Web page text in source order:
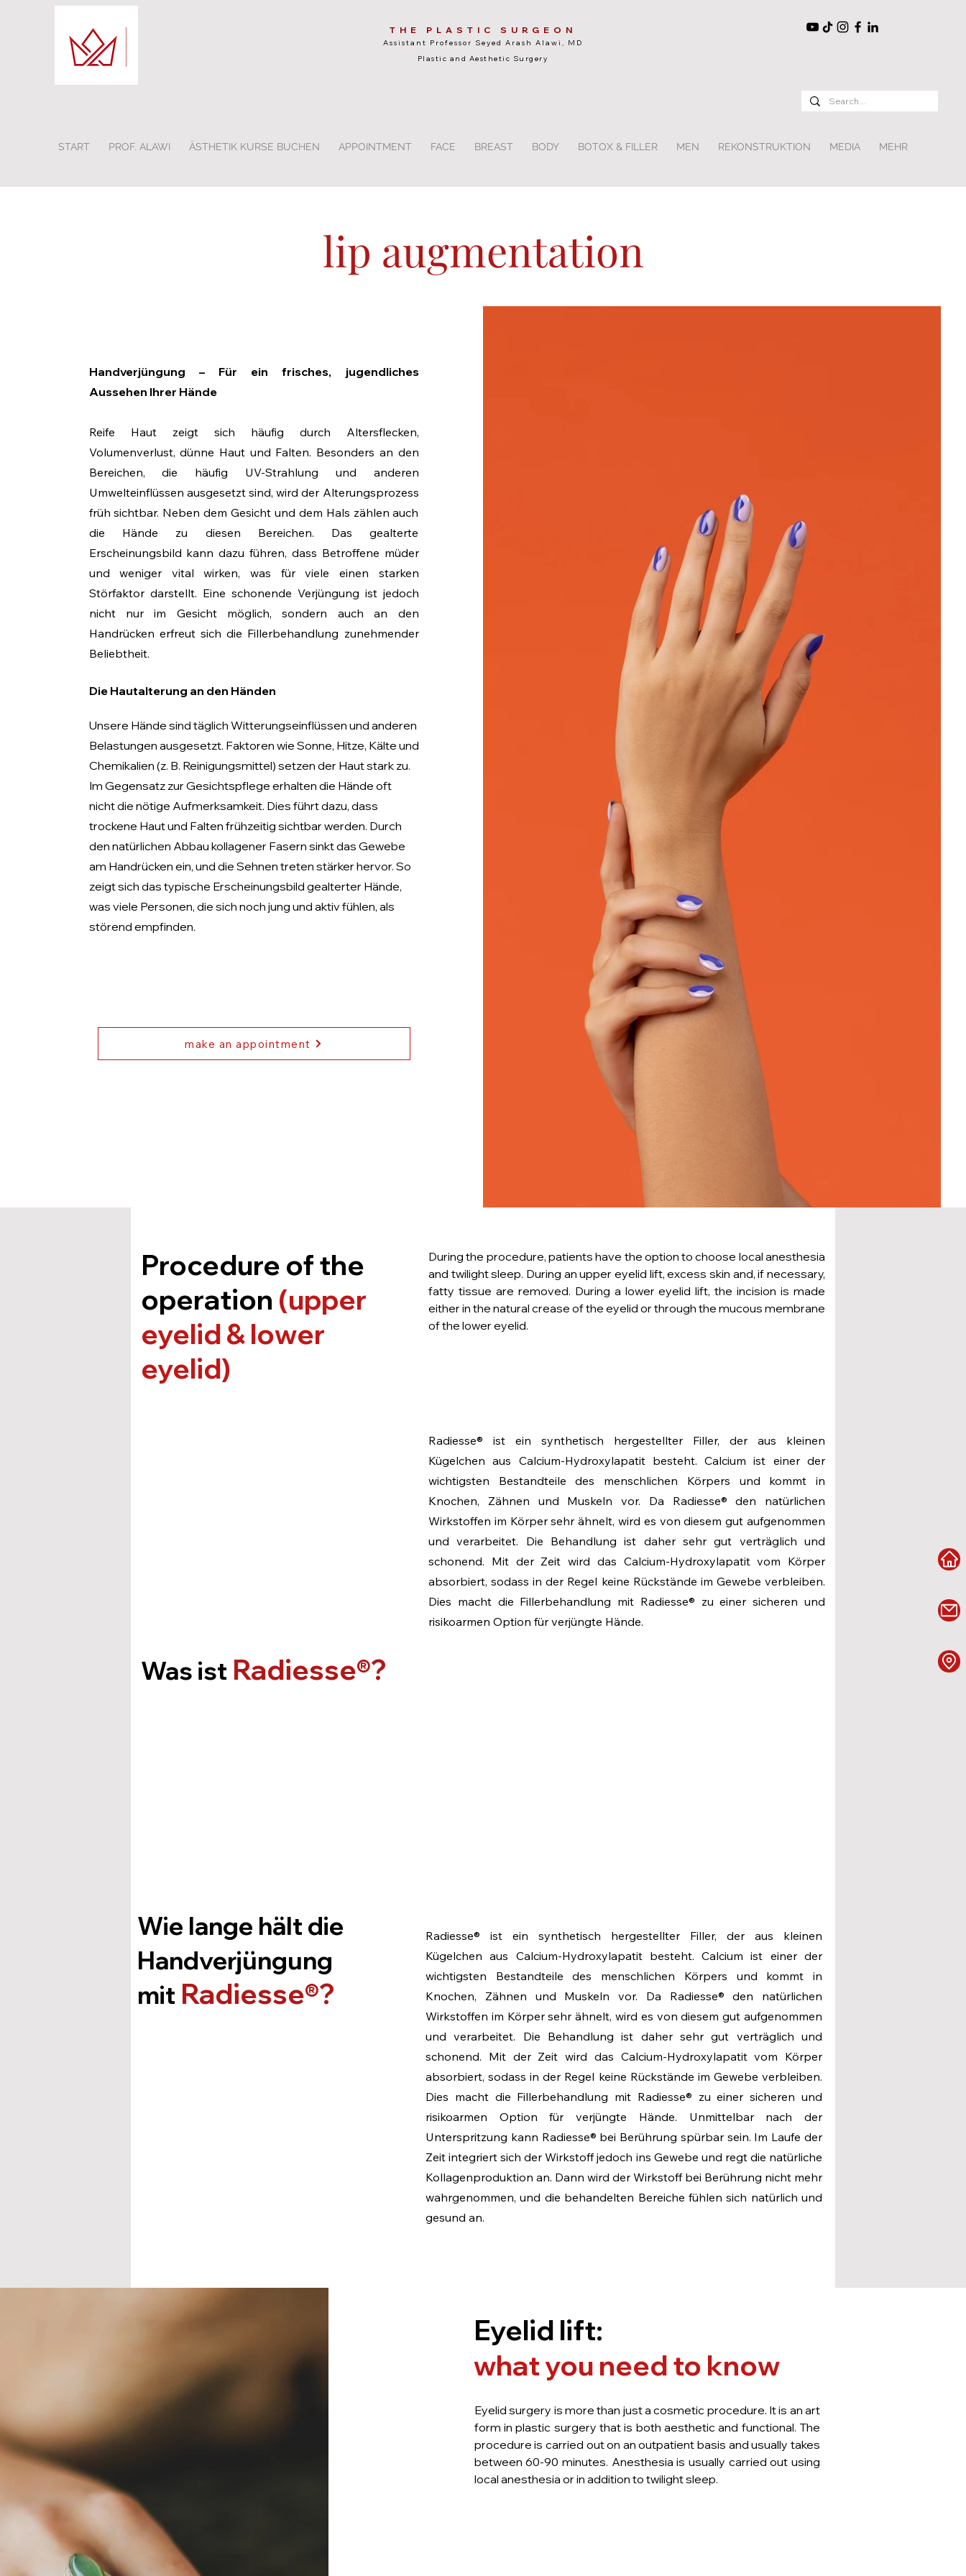
THE PLASTIC SURGEON
Assistant Professor Seyed Arash Alawi, MD
Plastic and Aesthetic Surgery
START PROF. ALAWI ÄSTHETIK KURSE BUCHEN APPOINTMENT FACE BREAST BODY BOTOX & FILLER MEN REKONSTRUKTION MEDIA MEHR
lip augmentation
Handverjüngung – Für ein frisches, jugendliches
Aussehen Ihrer Hände
Reife Haut zeigt sich häufig durch Altersflecken,
Volumenverlust, dünne Haut und Falten. Besonders an den
Bereichen, die häufig UV-Strahlung und anderen
Umwelteinflüssen ausgesetzt sind, wird der Alterungsprozess
früh sichtbar. Neben dem Gesicht und dem Hals zählen auch
die Hände zu diesen Bereichen. Das gealterte
Erscheinungsbild kann dazu führen, dass Betroffene müder
und weniger vital wirken, was für viele einen starken
Störfaktor darstellt. Eine schonende Verjüngung ist jedoch
nicht nur im Gesicht möglich, sondern auch an den
Handrücken erfreut sich die Fillerbehandlung zunehmender
Beliebtheit.
Die Hautalterung an den Händen
Unsere Hände sind täglich Witterungseinflüssen und anderen
Belastungen ausgesetzt. Faktoren wie Sonne, Hitze, Kälte und
Chemikalien (z. B. Reinigungsmittel) setzen der Haut stark zu.
Im Gegensatz zur Gesichtspflege erhalten die Hände oft
nicht die nötige Aufmerksamkeit. Dies führt dazu, dass
trockene Haut und Falten frühzeitig sichtbar werden. Durch
den natürlichen Abbau kollagener Fasern sinkt das Gewebe
am Handrücken ein, und die Sehnen treten stärker hervor. So
zeigt sich das typische Erscheinungsbild gealterter Hände,
was viele Personen, die sich noch jung und aktiv fühlen, als
störend empfinden.
make an appointment
Procedure of the
operation (upper
eyelid & lower
eyelid)
Was ist Radiesse®?
Wie lange hält die
Handverjüngung
mit Radiesse®?
During the procedure, patients have the option to choose local anesthesia
and twilight sleep. During an upper eyelid lift, excess skin and, if necessary,
fatty tissue are removed. During a lower eyelid lift, the incision is made
either in the natural crease of the eyelid or through the mucous membrane
of the lower eyelid.
Radiesse® ist ein synthetisch hergestellter Filler, der aus kleinen
Kügelchen aus Calcium-Hydroxylapatit besteht. Calcium ist einer der
wichtigsten Bestandteile des menschlichen Körpers und kommt in
Knochen, Zähnen und Muskeln vor. Da Radiesse® den natürlichen
Wirkstoffen im Körper sehr ähnelt, wird es von diesem gut aufgenommen
und verarbeitet. Die Behandlung ist daher sehr gut verträglich und
schonend. Mit der Zeit wird das Calcium-Hydroxylapatit vom Körper
absorbiert, sodass in der Regel keine Rückstände im Gewebe verbleiben.
Dies macht die Fillerbehandlung mit Radiesse® zu einer sicheren und
risikoarmen Option für verjüngte Hände.
Radiesse® ist ein synthetisch hergestellter Filler, der aus kleinen
Kügelchen aus Calcium-Hydroxylapatit besteht. Calcium ist einer der
wichtigsten Bestandteile des menschlichen Körpers und kommt in
Knochen, Zähnen und Muskeln vor. Da Radiesse® den natürlichen
Wirkstoffen im Körper sehr ähnelt, wird es von diesem gut aufgenommen
und verarbeitet. Die Behandlung ist daher sehr gut verträglich und
schonend. Mit der Zeit wird das Calcium-Hydroxylapatit vom Körper
absorbiert, sodass in der Regel keine Rückstände im Gewebe verbleiben.
Dies macht die Fillerbehandlung mit Radiesse® zu einer sicheren und
risikoarmen Option für verjüngte Hände. Unmittelbar nach der
Unterspritzung kann Radiesse® bei Berührung spürbar sein. Im Laufe der
Zeit integriert sich der Wirkstoff jedoch ins Gewebe und regt die natürliche
Kollagenproduktion an. Dann wird der Wirkstoff bei Berührung nicht mehr
wahrgenommen, und die behandelten Bereiche fühlen sich natürlich und
gesund an.
Eyelid lift:
what you need to know
Eyelid surgery is more than just a cosmetic procedure. It is an art
form in plastic surgery that is both aesthetic and functional. The
procedure is carried out on an outpatient basis and usually takes
between 60-90 minutes. Anesthesia is usually carried out using
local anesthesia or in addition to twilight sleep.